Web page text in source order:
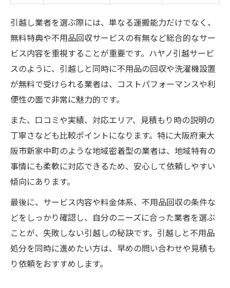
引越し業者を選ぶ際には、単なる運搬能力だけでなく、
無料特典や不用品回収サービスの有無など総合的なサー
ビス内容を重視することが重要です。ハヤノ引越サービ
スのように、引越しと同時に不用品の回収や洗濯機設置
が無料で受けられる業者は、コストパフォーマンスや利
便性の面で非常に魅力的です。
また、口コミや実績、対応エリア、見積もり時の説明の
丁寧さなども比較ポイントになります。特に大阪府東大
阪市新家中町のような地域密着型の業者は、地域特有の
事情にも柔軟に対応できるため、安心して依頼しやすい
傾向にあります。
最後に、サービス内容や料金体系、不用品回収の条件な
どをしっかり確認し、自分のニーズに合った業者を選ぶ
ことが、失敗しない引越しの秘訣です。引越しと不用品
処分を同時に進めたい方は、早めの問い合わせや見積も
り依頼をおすすめします。